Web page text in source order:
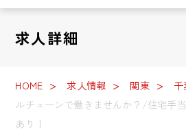
求人詳細
HOME 求人情報 関東
ルチェーンで働きませんか？/住宅手
あり！